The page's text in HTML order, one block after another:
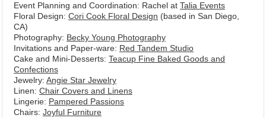
Event Planning and Coordination: Rachel at Talia Events
Floral Design: Cori Cook Floral Design (based in San Diego,
CA)
Photography: Becky Young Photography
Invitations and Paper-ware: Red Tandem Studio
Cake and Mini-Desserts: Teacup Fine Baked Goods and
Confections
Jewelry: Angie Star Jewelry
Linen: Chair Covers and Linens
Lingerie: Pampered Passions
Chairs: Joyful Furniture